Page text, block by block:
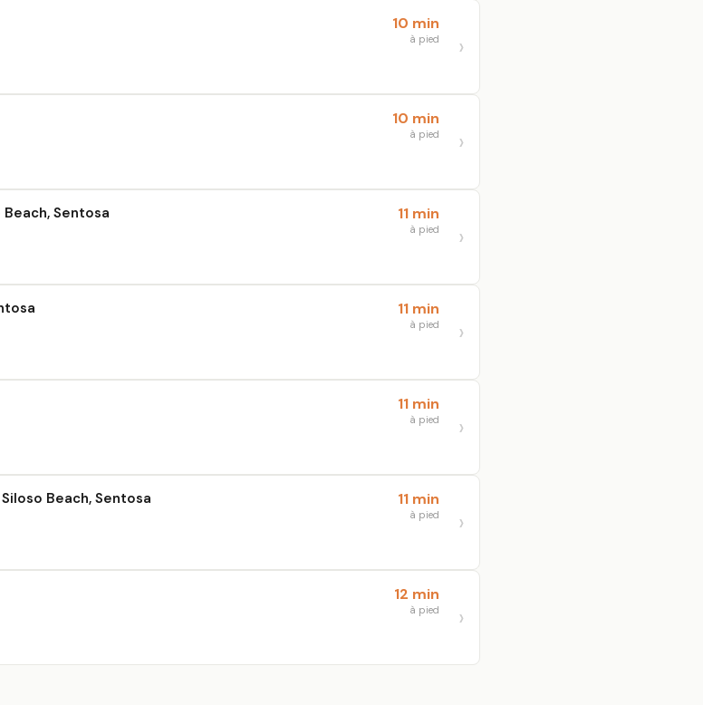
10 min
à pied
10 min
à pied
Sentosa 11 min
à pied
11 min
à pied
11 min
à pied
Beach, Sentosa 11 min
à pied
12 min
à pied